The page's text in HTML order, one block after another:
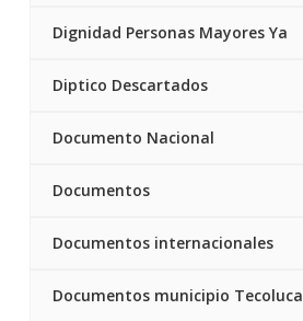
Dignidad Personas Mayores Ya
Diptico Descartados
Documento Nacional
Documentos
Documentos internacionales
Documentos municipio Tecoluca